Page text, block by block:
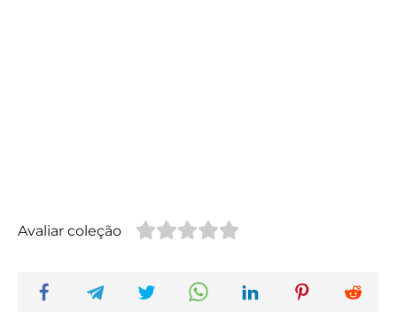
Avaliar coleção